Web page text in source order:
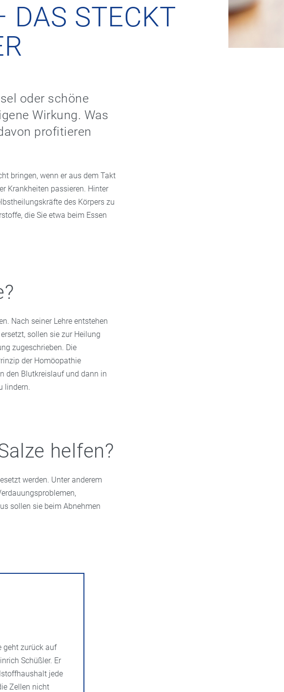
STECKT D
oder schöne
Wirkung. Was
profitieren
bringen, wenn er aus dem Takt
Krankheiten passieren. Hinter
des Körpers zu
die Sie etwa beim Essen
Nach seiner Lehre entstehen
sollen sie zur Heilung
zugeschrieben. Die
der Homöopathie
den Blutkreislauf und dann in
lindern.
helfen?
werden. Unter anderem
sollen sie beim Abnehmen
geht zurück auf
Schüßler. Er
jede
Zellen nicht